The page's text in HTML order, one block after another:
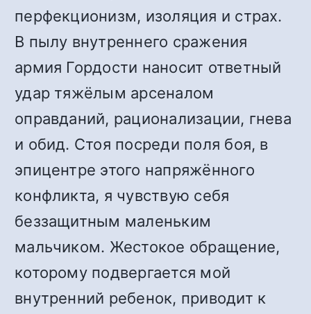
перфекционизм, изоляция и страх.
В пылу внутреннего сражения
армия Гордости наносит ответный
удар тяжёлым арсеналом
оправданий, рационализации, гнева
и обид. Стоя посреди поля боя, в
эпицентре этого напряжённого
конфликта, я чувствую себя
беззащитным маленьким
мальчиком. Жестокое обращение,
которому подвергается мой
внутренний ребенок, приводит к